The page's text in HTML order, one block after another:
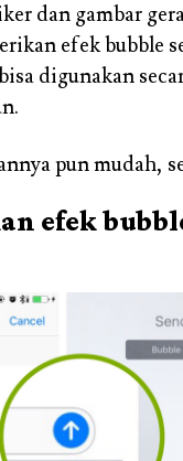
dan gambar
efek bubble
digunakan
pun mudah,
efek